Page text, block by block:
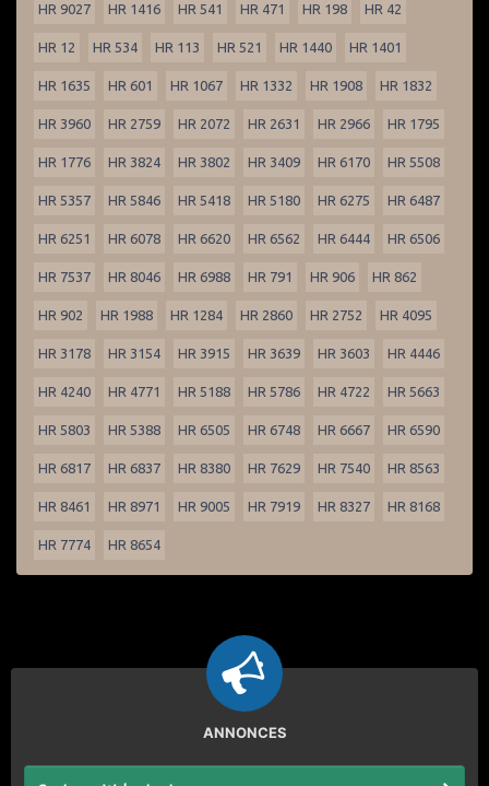
HR 9027 HR 1416 HR 541 HR 471 HR 198 HR 42
HR 12 HR 534 HR 113 HR 521 HR 1440 HR 1401
HR 1635 HR 601 HR 1067 HR 1332 HR 1908 HR 1832
HR 3960 HR 2759 HR 2072 HR 2631 HR 2966 HR 1795
HR 1776 HR 3824 HR 3802 HR 3409 HR 6170 HR 5508
HR 5357 HR 5846 HR 5418 HR 5180 HR 6275 HR 6487
HR 6251 HR 6078 HR 6620 HR 6562 HR 6444 HR 6506
HR 7537 HR 8046 HR 6988 HR 791 HR 906 HR 862
HR 902 HR 1988 HR 1284 HR 2860 HR 2752 HR 4095
HR 3178 HR 3154 HR 3915 HR 3639 HR 3603 HR 4446
HR 4240 HR 4771 HR 5188 HR 5786 HR 4722 HR 5663
HR 5803 HR 5388 HR 6505 HR 6748 HR 6667 HR 6590
HR 6817 HR 6837 HR 8380 HR 7629 HR 7540 HR 8563
HR 8461 HR 8971 HR 9005 HR 7919 HR 8327 HR 8168
HR 7774 HR 8654
ANNONCES